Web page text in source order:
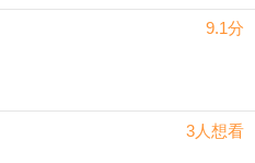
9.1分
3人想看